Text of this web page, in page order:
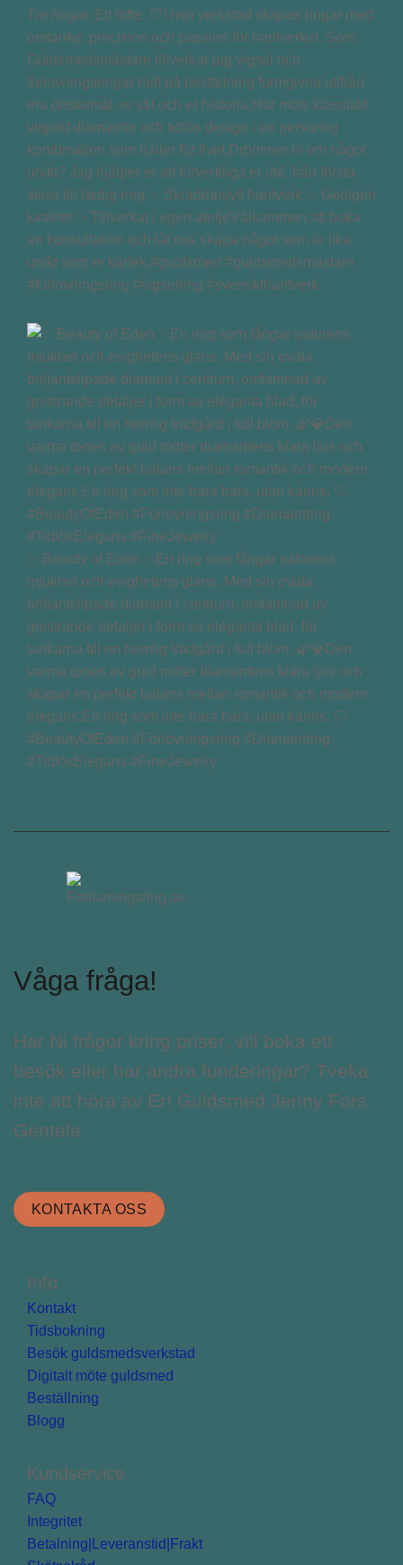
Tre ringar. Ett löfte. 🤍I min verkstad skapas ringar med
omtanke, precision och passion för hantverket. Som
Guldsmedsmästare tillverkar jag vigsel och
förlovningsringar helt på beställning formgivna utifrån
era önskemål, er stil och er historia.Här möts klassiskt
vitguld diamanter och tidlös design i en personlig
kombination som håller för livet.Drömmer ni om något
unikt? Jag hjälper er att förverkliga er idé, från första
skiss till färdig ring.✨ Skräddarsytt hantverk ✨ Gedigen
kvalitet ✨ Tillverkat i egen ateljéVälkommen att boka
en konsultation och låt oss skapa något som är lika
unikt som er kärlek.#guldsmed #guldsmedsmästare
#förlovningsring #vigselring #svenskthantverk
✨ Beauty of Eden ✨En ring som fångar naturens
mjukhet och evighetens glans. Med sin ovala
briljantslipade diamant i centrum, omfamnad av
gnistrande detaljer i form av eleganta blad, för
tankarna till en hemlig trädgård i full blom. 🌿💎Den
varma tonen av guld möter diamantens klara ljus och
skapar en perfekt balans mellan romantik och modern
elegans.En ring som inte bara bärs, utan känns. 🤍
#BeautyOfEden #Förlovningsring #Diamantring
#TidlösElegans #FineJewelry
Våga fråga!
Har Ni frågor kring priser, vill boka ett
besök eller har andra funderingar? Tveka
inte att höra av Er! Guldsmed Jenny Fors
Gentele
KONTAKTA OSS
Info
Kontakt
Tidsbokning
Besök guldsmedsverkstad
Digitalt möte guldsmed
Beställning
Blogg
Kundservice
FAQ
Integritet
Betalning|Leveranstid|Frakt